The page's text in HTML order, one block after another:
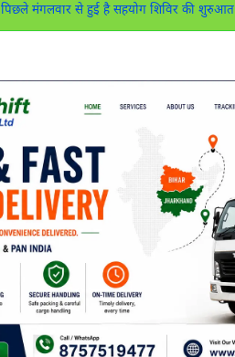
पिछले मंगलवार से हुई है सहयोग शिविर की शुरुआत